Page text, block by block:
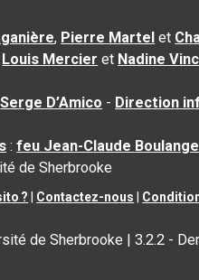
, Pierre Martel et
Louis Mercier et Nadine
Serge D’Amico - Direction
:feu Jean-Claude
de Sherbrooke
? Contactez-nous
de Sherbrooke |3.2.2 -